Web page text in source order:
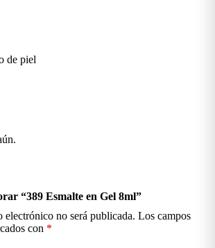
de piel
“389 Esmalte en Gel 8ml”
electrónico no será publicada. Los campos
con *